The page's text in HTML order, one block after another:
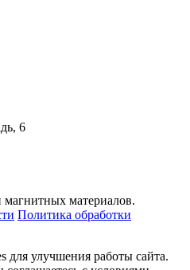
6
материалов.
Политика обработки
улучшения работы сайта.